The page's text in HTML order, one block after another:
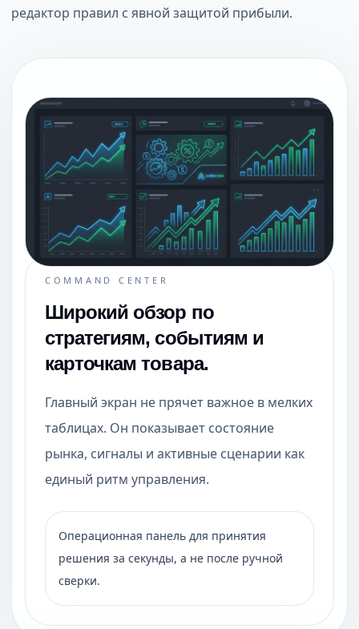
редактор правил с явной защитой прибыли.
COMMAND CENTER
Широкий обзор по
стратегиям, событиям и
карточкам товара.
Главный экран не прячет важное в мелких
таблицах. Он показывает состояние
рынка, сигналы и активные сценарии как
единый ритм управления.
Операционная панель для принятия
решения за секунды, а не после ручной
сверки.